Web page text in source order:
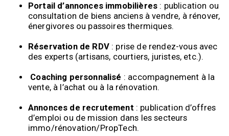
Portail d’annonces immobilières : publication ou
consultation de biens anciens à vendre, à rénover,
énergivores ou passoires thermiques.
Réservation de RDV : prise de rendez-vous avec
des experts (artisans, courtiers, juristes, etc.).
Coaching personnalisé : accompagnement à la
vente, à l’achat ou à la rénovation.
Annonces de recrutement : publication d’offres
d’emploi ou de mission dans les secteurs
immo/rénovation/PropTech.